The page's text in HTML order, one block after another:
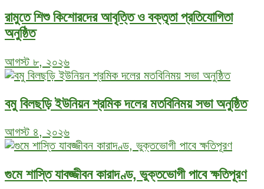
রামুতে শিশু কিশোরদের আবৃত্তি ও বক্তৃতা প্রতিযোগিতা
অনুষ্ঠিত
আগস্ট ৮, ২০২৬
বমু বিলছড়ি ইউনিয়ন শ্রমিক দলের মতবিনিময় সভা অনুষ্ঠিত
আগস্ট ৪, ২০২৬
গুমে শাস্তি যাবজ্জীবন কারাদণ্ড, ভুক্তভোগী পাবে ক্ষতিপূরণ